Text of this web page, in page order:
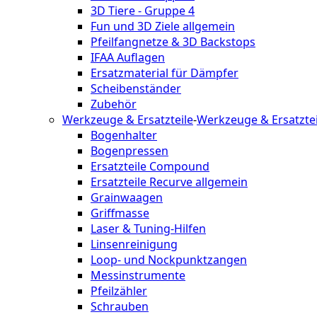
3D Tiere - Gruppe 4
Fun und 3D Ziele allgemein
Pfeilfangnetze & 3D Backstops
IFAA Auflagen
Ersatzmaterial für Dämpfer
Scheibenständer
Zubehör
Werkzeuge & Ersatzteile-Werkzeuge &
Bogenhalter
Bogenpressen
Ersatzteile Compound
Ersatzteile Recurve allgemein
Grainwaagen
Griffmasse
Laser & Tuning-Hilfen
Linsenreinigung
Loop- und Nockpunktzangen
Messinstrumente
Pfeilzähler
Schrauben